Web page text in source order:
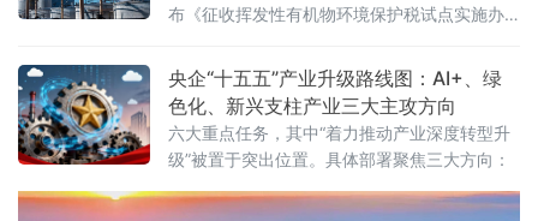
布《征收挥发性有机物环境保护税试点实施办
月1日起开展征收挥发性有机物环境保护税试
点，挥发性有机物将全部纳入征税范围。这标
志着我国绿色税制在大气污染治理领域迈出关
键一步。挥发性有机物是形成臭氧和细颗粒物
（PM2.5）的重要前体物，可引发雾霾、光化
学烟雾等大气环境问题，
央企“十五五”产业升级路线图：AI+、绿
色化、新兴支柱产业三大主攻方向
六大重点任务，其中“着力推动产业深度转型升
级”被置于突出位置。具体部署聚焦三大方向：